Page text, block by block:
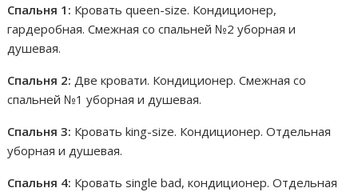
Спальня 1: Кровать queen-size. Кондиционер,
гардеробная. Смежная со спальней №2 уборная и
душевая.
Спальня 2: Две кровати. Кондиционер. Смежная со
спальней №1 уборная и душевая.
Спальня 3: Кровать king-size. Кондиционер. Отдельная
уборная и душевая.
Спальня 4: Кровать single bad, кондиционер. Отдельная